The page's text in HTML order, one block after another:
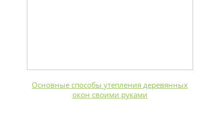
Основные способы утепления деревянных
окон своими руками